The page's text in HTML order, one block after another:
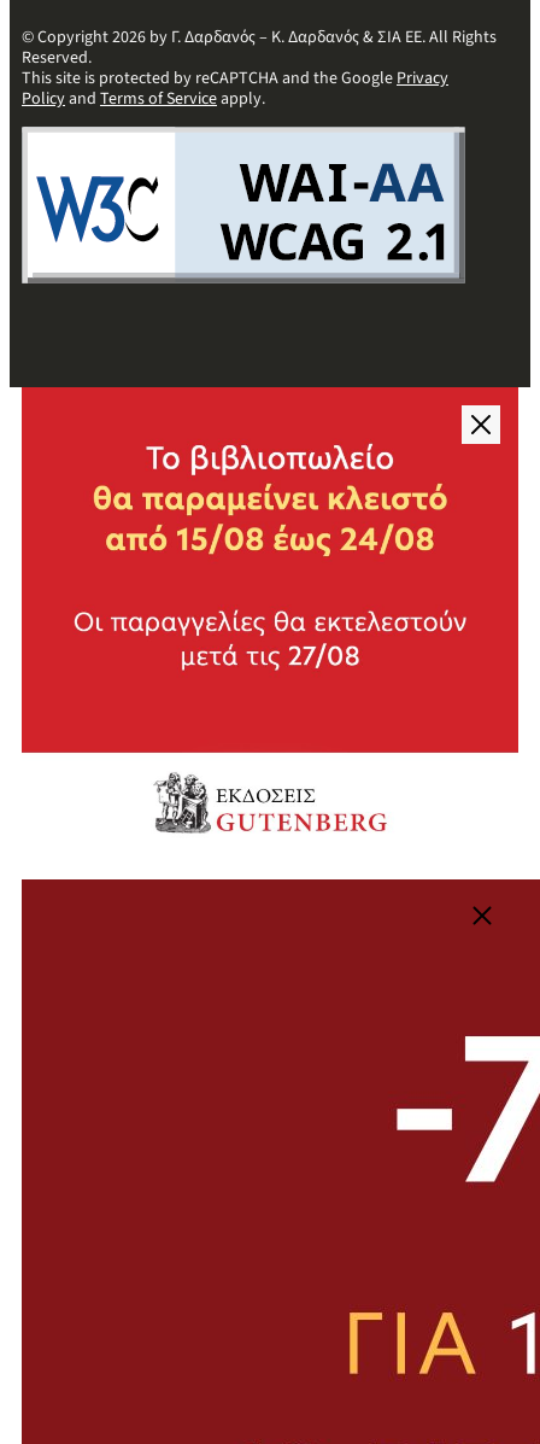
© Copyright 2026 by Γ. Δαρδανός – Κ. Δαρδανός & ΣΙΑ ΕΕ. All Rights
Reserved.
This site is protected by reCAPTCHA and the GooglePrivacy
Policyand Terms of Serviceapply.